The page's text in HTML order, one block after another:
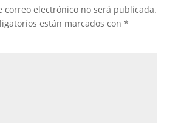
correo electrónico no será publicada.
están marcados con *